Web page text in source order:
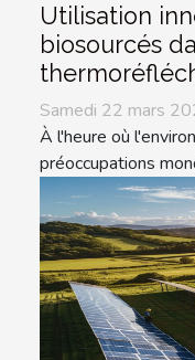
Utilisation
biosourcés
Samedi 22 mars
À l'heure où
préoccupations